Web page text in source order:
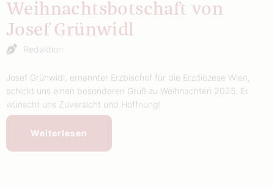
Weihnachtsbotschaft von
Josef Grünwidl
Redaktion
Josef Grünwidl, ernannter Erzbischof für die Erzdiözese Wien,
schickt uns einen besonderen Gruß zu Weihnachten 2025. Er
wünscht uns Zuversicht und Hoffnung!
Weiterlesen